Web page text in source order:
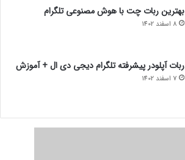
بهترین ربات چت با هوش مصنوعی تلگرام
8 اسفند 1402
ربات آپلودر پیشرفته تلگرام دیجی دی ال + آموزش
7 اسفند 1402